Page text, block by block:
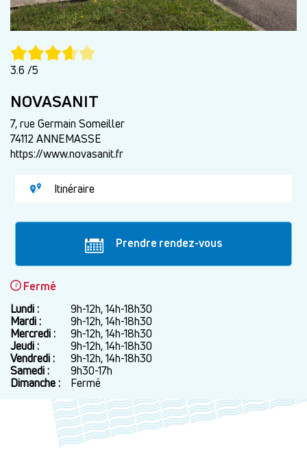
3.6 /5
NOVASANIT
7, rue Germain Someiller
74112 ANNEMASSE
https://www.novasanit.fr
Itinéraire
Prendre rendez-vous
Fermé
Jour
Plage
horaire
Lundi :
9h-12h, 14h-18h30
Mardi :
9h-12h, 14h-18h30
Mercredi :
9h-12h, 14h-18h30
Jeudi :
9h-12h, 14h-18h30
Vendredi :
9h-12h, 14h-18h30
Samedi :
9h30-17h
Dimanche :
Fermé